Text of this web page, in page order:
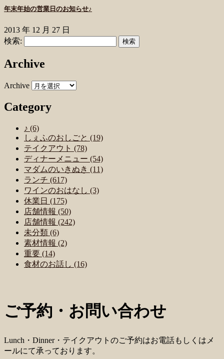
年末年始の営業日のお知らせ♪
2013 年 12 月 27 日
検索:
Archive
Archive
Category
♪ (6)
しぇふのおしごと (19)
テイクアウト (78)
ディナーメニュー (54)
マダムのいきぬき (11)
ランチ (617)
ワインのおはなし (3)
休業日 (175)
店舗情報 (50)
店舗情報 (242)
未分類 (6)
素材情報 (2)
重要 (14)
食材のお話し (16)
ご予約・お問い合わせ
Lunch・Dinner・テイクアウトのご予約はお電話もしくはメ
ールにて承っております。